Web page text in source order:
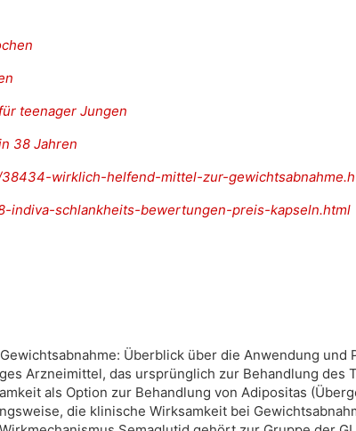
teenager Jungen
38 Jahren
wirklich-helfend-mittel-zur-
indiva-schlankheits-bewertungen-preis-kapseln.html
Überblick über die Anwendung
Arzneimittel, das ursprünglich zur Behandlung des
als Option zur Behandlung von Adipositas
die klinische Wirksamkeit bei